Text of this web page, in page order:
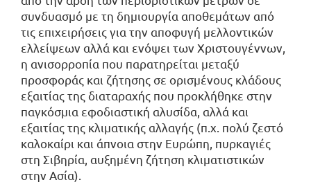
συνδυασμό με τη δημιουργία αποθεμάτων από
τις επιχειρήσεις για την αποφυγή μελλοντικών
ελλείψεων αλλά και ενόψει των Χριστουγέννων,
η ανισορροπία που παρατηρείται μεταξύ
προσφοράς και ζήτησης σε ορισμένους κλάδους
εξαιτίας της διαταραχής που προκλήθηκε στην
παγκόσμια εφοδιαστική αλυσίδα, αλλά και
εξαιτίας της κλιματικής αλλαγής (π.χ. πολύ ζεστό
καλοκαίρι και άπνοια στην Ευρώπη, πυρκαγιές
στη Σιβηρία, αυξημένη ζήτηση κλιματιστικών
στην Ασία).